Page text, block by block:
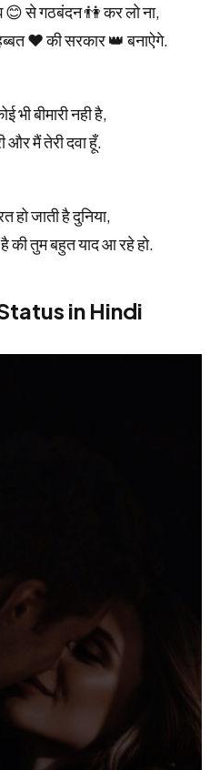
से गठबंदन 👫 कर लो ना,
❤ की सरकार 👑 बनाऐगे.
भी बीमारी नही है,
और मैं तेरी दवा हूँ.
हो जाती है दुनिया,
की तुम बहुत याद आ रहे हो.
in Hindi